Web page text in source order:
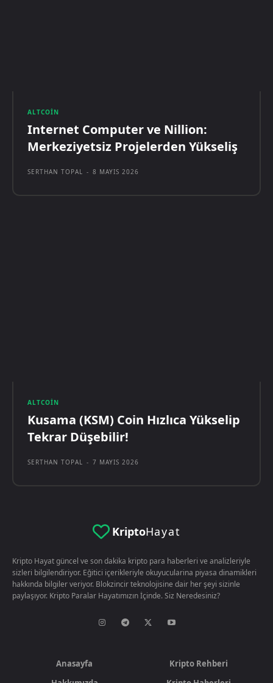
ALTCOIN
Internet Computer ve Nillion:
Merkeziyetsiz Projelerden Yükseliş
SERTHAN TOPAL - 8 MAYIS 2026
ALTCOIN
Kusama (KSM) Coin Hızlıca Yükselip
Tekrar Düşebilir!
SERTHAN TOPAL - 7 MAYIS 2026
KriptoHayat
Kripto Hayat güncel ve son dakika kripto para haberleri ve analizleriyle
sizleri bilgilendiriyor. Eğitici içerikleriyle okuyucularina piyasa dinamikleri
hakkında bilgiler veriyor. Blokzincir teknolojisine dair her şeyi sizinle
paylaşıyor. Kripto Paralar Hayatımızın İçinde. Siz Neredesiniz?
Anasayfa
Kripto Rehberi